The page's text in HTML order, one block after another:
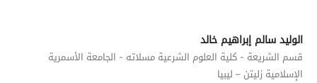
الوليد سالم إبراهيم خالد
قسم الشريعة - كلية العلوم الشرعية مسلاته - الجامعة الأسمرية
الإسلامية زليتن – ليبيا